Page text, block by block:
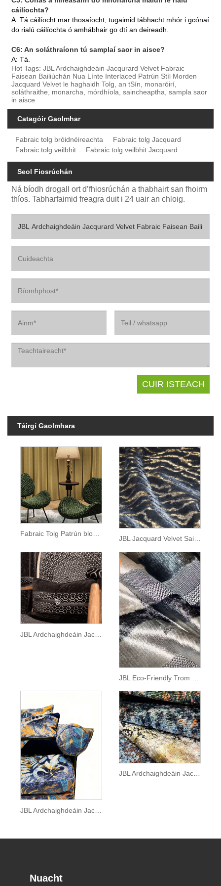
cáilíochta?
A: Tá cáilíocht mar thosaíocht, tugaimid tábhacht mhór i gcónaí
do rialú cáilíochta ó amhábhair go dtí an deireadh.
C6: An soláthraíonn tú samplaí saor in aisce?
A: Tá.
Hot Tags: JBL Ardchaighdeáin Jacqurard Velvet Fabraic
Faisean Bailiúchán Nua Línte Interlaced Patrún Stíl Morden
Jacquard Velvet le haghaidh Tolg, an tSín, monaróirí,
soláthraithe, monarcha, mórdhíola, saincheaptha, sampla saor
in aisce
Catagóir Gaolmhar
Fabraic tolg bróidnéireachta
Fabraic tolg Jacquard
Fabraic tolg veilbhit
Fabraic tolg veilbhit Jacquard
Seol Fiosrúchán
Ná bíodh drogall ort d’fhiosrúchán a thabhairt san fhoirm
thíos. Tabharfaimid freagra duit i 24 uair an chloig.
Táirgí Gaolmhara
Fabraic Tolg Patrún blossom Plum Jacquard Ardchaighdeáin
JBL Ardchaighdeáin Jacqurard Velvet Fabraic Faisean Bailiúchán Nua Patrún Geoiméadrach Stíl Morden Jacquard Velvet le haghaidh Tolg
JBL Ardchaighdeáin Jacqurard Velvet Fabraic Faisean Bailiúchán Nua Patrún Báistí Stíl Morden Jacquard Velvet le haghaidh Tolg
JBL Ardchaighdeáin Jacqurard Velvet Fabraic Faisean Bailiúchán Nua Dathanna Brilliant Patrún Stíl Morden Jacquard Velvet le haghaidh Tolg
Nuacht